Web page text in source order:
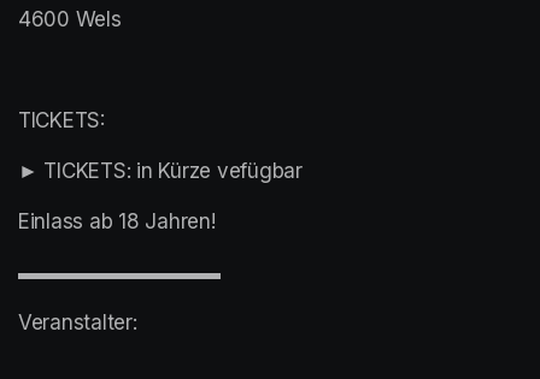
4600 Wels
TICKETS:
► TICKETS: in Kürze vefügbar
Einlass ab 18 Jahren!
▬▬▬▬▬▬▬▬▬▬
Veranstalter: